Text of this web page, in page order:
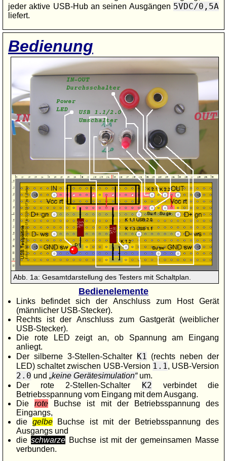
jeder aktive USB-Hub an seinen Ausgängen 5VDC/0,5A
liefert.
Bedienung
Abb. 1a: Gesamtdarstellung des Testers mit Schaltplan.
Bedienelemente
Links befindet sich der Anschluss zum Host Gerät
(männlicher USB-Stecker).
Rechts ist der Anschluss zum Gastgerät (weiblicher
USB-Stecker).
Die rote LED zeigt an, ob Spannung am Eingang
anliegt.
Der silberne 3-Stellen-Schalter K1 (rechts neben der
LED) schaltet zwischen USB-Version 1.1, USB-Version
2.0 und keine Gerätesimulation um.
Der rote 2-Stellen-Schalter K2 verbindet die
Betriebsspannung vom Eingang mit dem Ausgang.
Dierote Buchse ist mit der Betriebsspannung des
Eingangs,
die gelbeBuchse ist mit der Betriebsspannung des
Ausgangs und
die schwarzeBuchse ist mit der gemeinsamen Masse
verbunden.